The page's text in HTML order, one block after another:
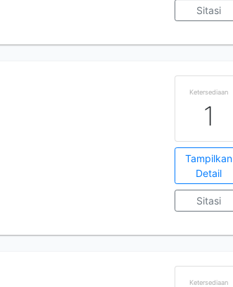
Sitasi
Ketersediaan
1
Tampilkan
Detail
Sitasi
Ketersediaan